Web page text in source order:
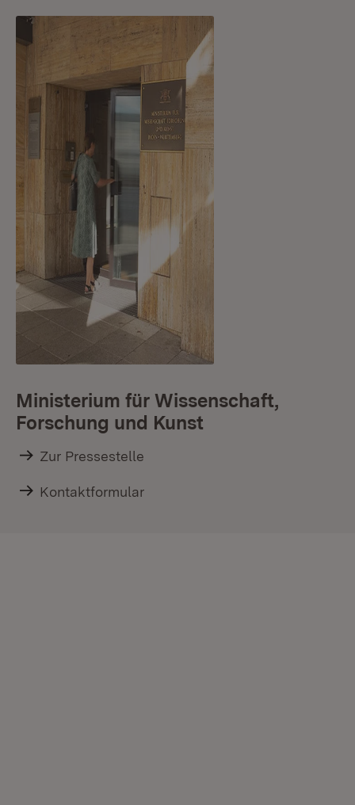
Ministerium für Wissenschaft,
Forschung und Kunst
Zur Pressestelle
Kontaktformular